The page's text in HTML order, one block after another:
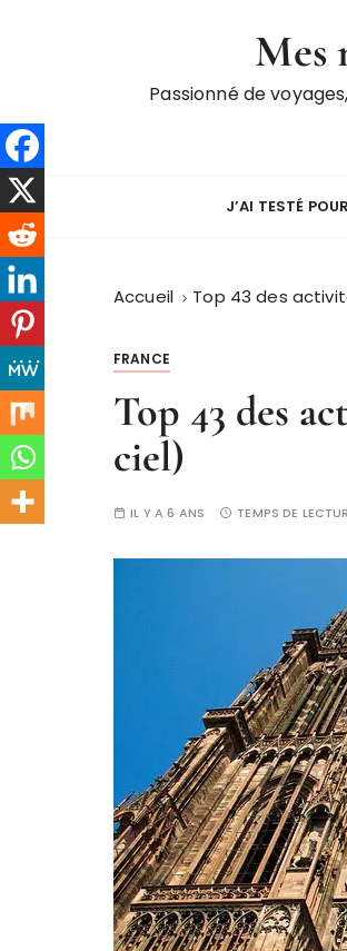
e
r
a
u
c
o
n
e
n
Mes
Passionné de
J’AI TESTÉ
Accueil Top 43 des
FRANCE
Top 43 des
ciel)
IL Y A 6 ANS TEMPS DE